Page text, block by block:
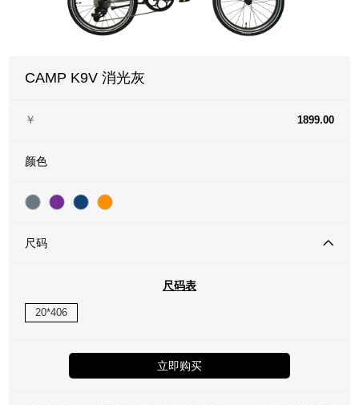
CAMP K9V 消光灰
￥ 1899.00
颜色
尺码
尺码表
20*406
立即购买